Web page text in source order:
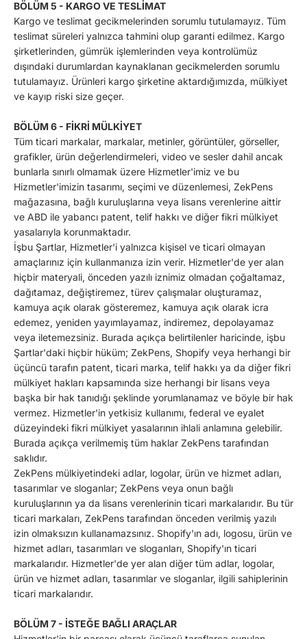
BÖLÜM 5 - KARGO VE TESLİMAT
Kargo ve teslimat gecikmelerinden sorumlu tutulamayız. Tüm
teslimat süreleri yalnızca tahmini olup garanti edilmez. Kargo
şirketlerinden, gümrük işlemlerinden veya kontrolümüz
dışındaki durumlardan kaynaklanan gecikmelerden sorumlu
tutulamayız. Ürünleri kargo şirketine aktardığımızda, mülkiyet
ve kayıp riski size geçer.
BÖLÜM 6 - FİKRİ MÜLKİYET
Tüm ticari markalar, markalar, metinler, görüntüler, görseller,
grafikler, ürün değerlendirmeleri, video ve sesler dahil ancak
bunlarla sınırlı olmamak üzere Hizmetler'imiz ve bu
Hizmetler'imizin tasarımı, seçimi ve düzenlemesi, ZekPens
mağazasına, bağlı kuruluşlarına veya lisans verenlerine aittir
ve ABD ile yabancı patent, telif hakkı ve diğer fikri mülkiyet
yasalarıyla korunmaktadır.
İşbu Şartlar, Hizmetler'i yalnızca kişisel ve ticari olmayan
amaçlarınız için kullanmanıza izin verir. Hizmetler'de yer alan
hiçbir materyali, önceden yazılı iznimiz olmadan çoğaltamaz,
dağıtamaz, değiştiremez, türev çalışmalar oluşturamaz,
kamuya açık olarak gösteremez, kamuya açık olarak icra
edemez, yeniden yayımlayamaz, indiremez, depolayamaz
veya iletemezsiniz. Burada açıkça belirtilenler haricinde, işbu
Şartlar'daki hiçbir hüküm; ZekPens, Shopify veya herhangi bir
üçüncü tarafın patent, ticari marka, telif hakkı ya da diğer fikri
mülkiyet hakları kapsamında size herhangi bir lisans veya
başka bir hak tanıdığı şeklinde yorumlanamaz ve böyle bir hak
vermez. Hizmetler'in yetkisiz kullanımı, federal ve eyalet
düzeyindeki fikri mülkiyet yasalarının ihlali anlamına gelebilir.
Burada açıkça verilmemiş tüm haklar ZekPens tarafından
saklıdır.
ZekPens mülkiyetindeki adlar, logolar, ürün ve hizmet adları,
tasarımlar ve sloganlar; ZekPens veya onun bağlı
kuruluşlarının ya da lisans verenlerinin ticari markalarıdır. Bu tür
ticari markaları, ZekPens tarafından önceden verilmiş yazılı
izin olmaksızın kullanamazsınız. Shopify'ın adı, logosu, ürün ve
hizmet adları, tasarımları ve sloganları, Shopify'ın ticari
markalarıdır. Hizmetler'de yer alan diğer tüm adlar, logolar,
ürün ve hizmet adları, tasarımlar ve sloganlar, ilgili sahiplerinin
ticari markalarıdır.
BÖLÜM 7 - İSTEĞE BAĞLI ARAÇLAR